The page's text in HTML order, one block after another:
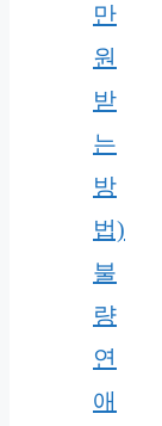
만
원
받
는
방
법)
불
량
연
애